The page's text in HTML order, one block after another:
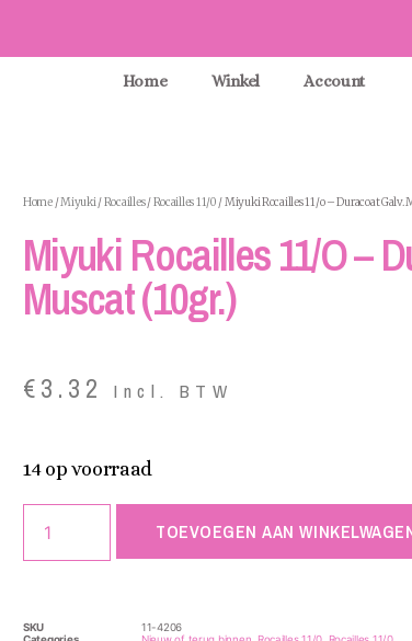
Home Winkel Account
Home/Miyuki/Rocailles/Rocailles 11/0 / Miyuki Rocailles 11/o – Duracoat Galv.
Miyuki Rocailles 11/o –
Muscat (10gr.)
€3.32 Incl. BTW
14 op voorraad
TOEVOEGEN AAN
SKU
11-4206